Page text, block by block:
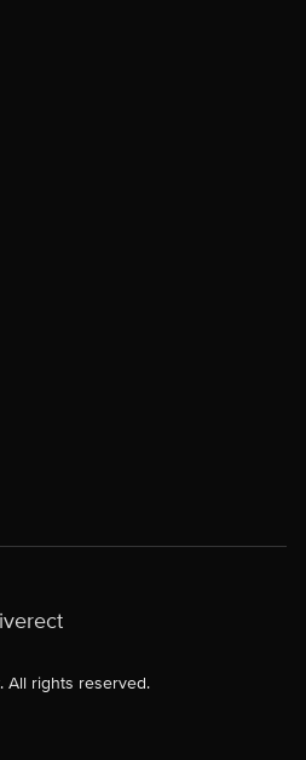
All rights reserved.